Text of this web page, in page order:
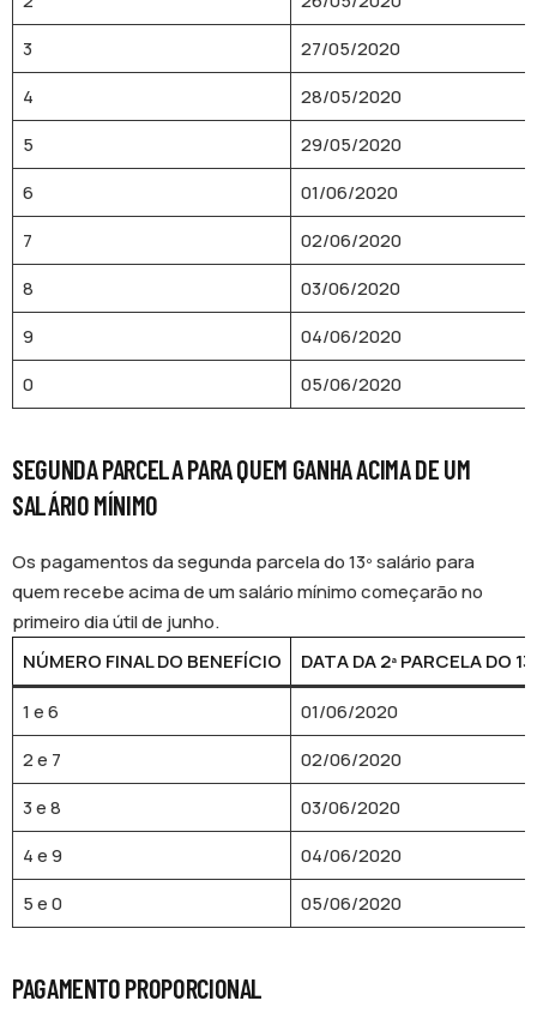
3
27/05/2020
4
28/05/2020
5
29/05/2020
6
01/06/2020
7
02/06/2020
8
03/06/2020
9
04/06/2020
0
05/06/2020
SEGUNDA PARCELA PARA QUEM GANHA ACIMA DE UM
SALÁRIO MÍNIMO
Os pagamentos da segunda parcela do 13º salário para
quem recebe acima de um salário mínimo começarão no
primeiro dia útil de junho.
NÚMERO FINAL DO BENEFÍCIO
DATA DA 2ª PARCELA DO
1 e 6
01/06/2020
2 e 7
02/06/2020
3 e 8
03/06/2020
4 e 9
04/06/2020
5 e 0
05/06/2020
PAGAMENTO PROPORCIONAL